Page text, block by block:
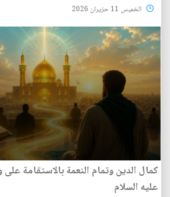
الخميس 11 حزيران 2026
كمال الدين وتمام النعمة بالاستقامة على
عليه السلام